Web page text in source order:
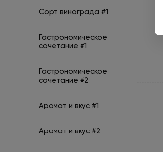
Сорт винограда #1
Гастрономическое
сочетание #1
Гастрономическое
сочетание #2
Аромат и вкус #1
Аромат и вкус #2